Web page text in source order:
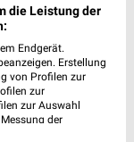
die Leistung der
Endgerät.
Erstellung
von Profilen zur
zur
zur Auswahl
der